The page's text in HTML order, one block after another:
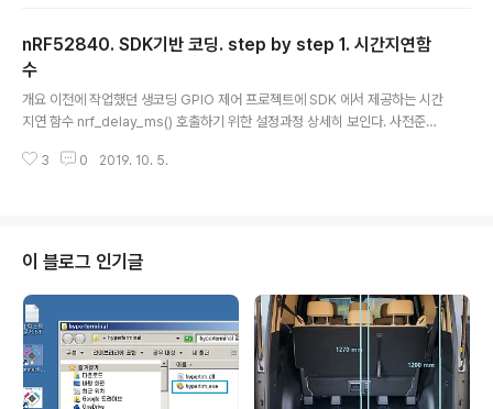
든 GPIO 제어 프로젝트. https://igotit.tist.. igotit.tistory.com 2. nRF5 S
DK 에서 제공되는 예제 프로젝트 pin_chang..
nRF52840. SDK기반 코딩. step by step 1. 시간지연함
수
개요 이전에 작업했던 생코딩 GPIO 제어 프로젝트에 SDK 에서 제공하는 시간
지연 함수 nrf_delay_ms() 호출하기 위한 설정과정 상세히 보인다. 사전준비
RF52840. GPIO 코딩. SDK 없이 레지스터 직접 제어 개요. - nRF52840
예제코드를 프로젝트 템플릿3 형식으로 재구성한 프로젝트. https://igotit.tis
3 0 2019. 10. 5.
이 블로그 인기글